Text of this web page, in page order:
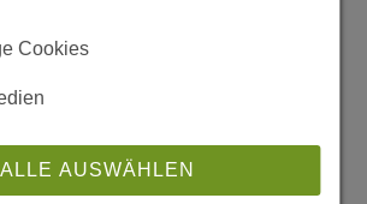
Cookies
ALLE AUSWÄHLEN